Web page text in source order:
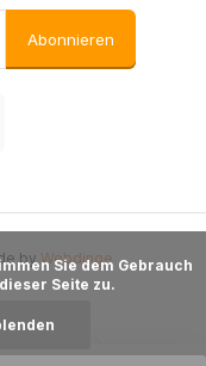
Abonnieren
by Webdinge
Seite zu.